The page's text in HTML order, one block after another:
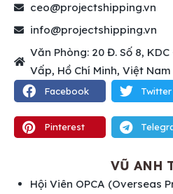
ceo@projectshipping.vn
info@projectshipping.vn
Văn Phòng: 20 Đ. Số 8,
Vấp, Hồ Chí Minh, Việt Nam
Facebook Twitter
Pinterest
VŨ ANH
Hội Viên OPCA (Overseas